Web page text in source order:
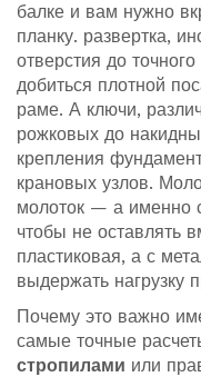
балке и вам нужно
планку. развертка,
отверстия до
добиться плотной
раме. А ключи,
рожковых до
крепления
крановых узлов.
молоток — а именно
чтобы не оставлять
пластиковая, а с
выдержать нагрузку
Почему это важно
самые точные
стропилами или